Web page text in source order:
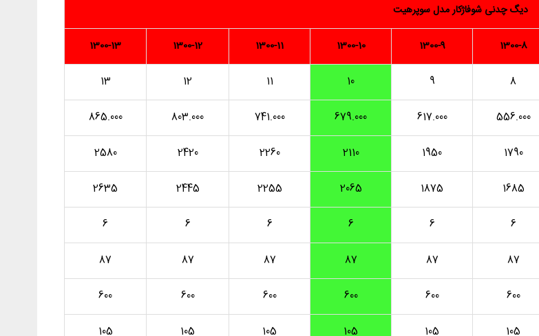
دیگ چدنی شوفاژکار مدل سوپرهیت
1300-8
1300-9
1300-10
1300-11
1300-12
1300-13
8
9
10
11
12
13
556.000
617.000
679.000
741.000
803.000
865.000
1790
1950
2110
2260
2420
2580
1685
1875
2065
2255
2445
2635
6
6
6
6
6
6
87
87
87
87
87
87
600
600
600
600
600
600
105
105
105
105
105
105